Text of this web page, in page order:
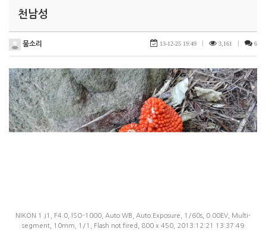
천남성
물소리 13-12-25 19:49 3,161 6
NIKON 1 J1, F4.0, ISO-1000, Auto WB, Auto Exposure, 1/60s, 0.00EV, Multi-
segment, 10mm, 1/1, Flash not fired, 800 x 450, 2013:12:21 13:37:49